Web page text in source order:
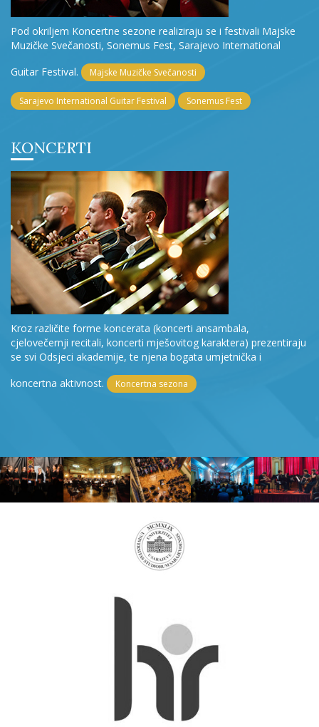
Pod okriljem Koncertne sezone realiziraju se i festivali Majske
Muzičke Svečanosti, Sonemus Fest, Sarajevo International
Guitar Festival.
Majske Muzičke Svečanosti
Sarajevo International Guitar Festival Sonemus Fest
KONCERTI
Kroz različite forme koncerata (koncerti ansambala,
cjelovečernji recitali, koncerti mješovitog karaktera) prezentiraju
se svi Odsjeci akademije, te njena bogata umjetnička i
koncertna aktivnost.
Koncertna sezona